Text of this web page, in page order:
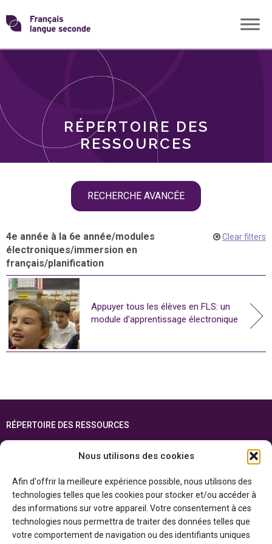
Nous utilisons des cookies
Afin d'offrir la meilleure expérience possible, nous utilisons des
technologies telles que les cookies pour stocker et/ou accéder à
des informations sur votre appareil. Votre consentement à ces
technologies nous permettra de traiter des données telles que
votre comportement de navigation ou des identifiants uniques
Skip
toTransformons
langue
RÉPERTOIRE DES
RESSOURCES
RECHERCHE AVANCÉE
THÈMES
4e année à la 6e année/modules
électroniques/immersion en
français/planification
Clear filters
Appuyer tous les élèves en FLS: un
module d'apprentissage électronique
RÉPERTOIRE DES RESSOURCES
ENGLISH
Cette ressource est réalisée grâce au soutien financier du gouvernement de
l’Ontario et du gouvernement duCanada par l’entremise du ministère du
Patrimoine canadien